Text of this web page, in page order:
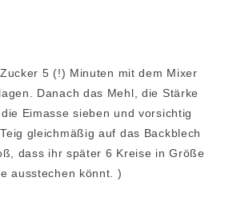
5 (!) Minuten mit dem Mixer
Danach das Mehl, die Stärke
Eimasse sieben und vorsichtig
gleichmäßig auf das Backblech
dass ihr später 6 Kreise in Größe
ausstechen könnt. )